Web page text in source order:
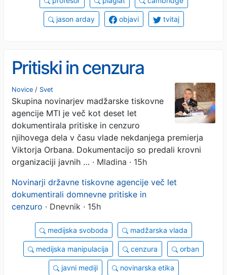
jason arday objavi tvitaj
Pritiski in cenzura
Novice / Svet
Skupina novinarjev madžarske tiskovne
agencije MTI je več kot deset let
dokumentirala pritiske in cenzuro
njihovega dela v času vlade nekdanjega premierja
Viktorja Orbana. Dokumentacijo so predali krovni
organizaciji javnih … · Mladina · 15h
Novinarji državne tiskovne agencije več let
dokumentirali domnevne pritiske in
cenzuro · Dnevnik · 15h
medijska svoboda madžarska vlada
medijska manipulacija cenzura orban
javni mediji novinarska etika